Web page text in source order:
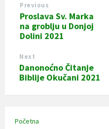
Previous
Proslava Sv. Marka
na groblju u Donjoj
Dolini 2021
Next
Danonoćno Čitanje
Biblije Okučani 2021
Početna